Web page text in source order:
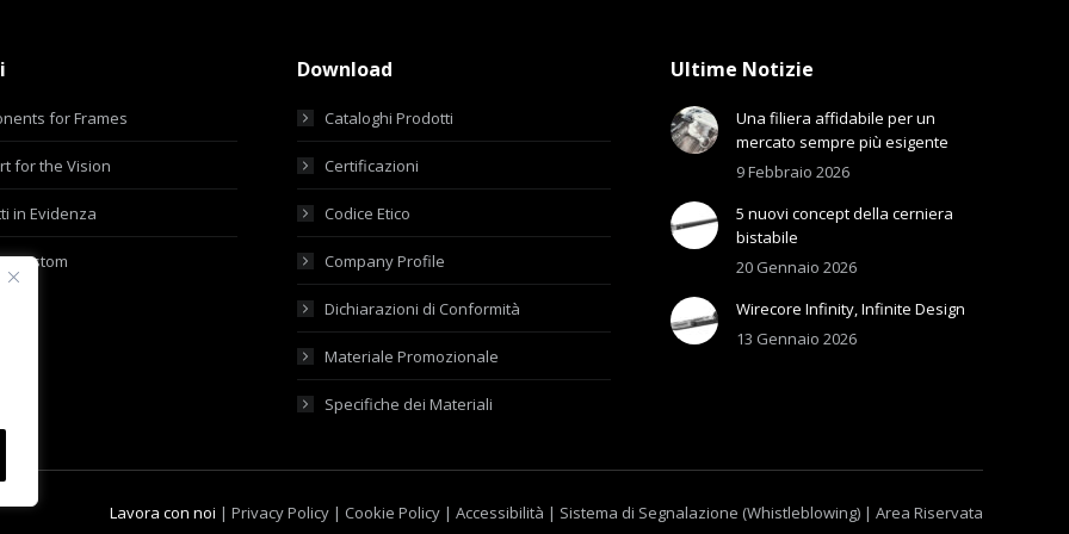
for Frames
for the Vision
in Evidenza
Custom
Download
Cataloghi Prodotti
Certificazioni
Codice Etico
Company Profile
Dichiarazioni di Conformità
Materiale Promozionale
Specifiche dei Materiali
Ultime Notizie
Una filiera affidabile per un
mercato sempre più esigente
9 Febbraio 2026
5 nuovi concept della cerniera
bistabile
20 Gennaio 2026
Wirecore Infinity, Infinite Design
13 Gennaio 2026
Lavora con noi | Privacy Policy | Cookie Policy | Accessibilità | Sistema di Segnalazione (Whistleblowing) | Area Riservata